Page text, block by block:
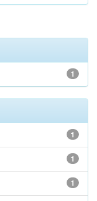
1
1
1
1